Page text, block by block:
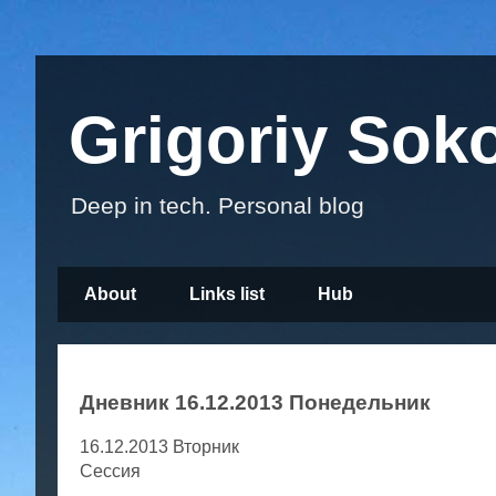
Grigoriy
Deep in tech. Personal blog
About Links list Hub
Дневник 16.12.2013 Понедельник
16.12.2013 Вторник
Сессия